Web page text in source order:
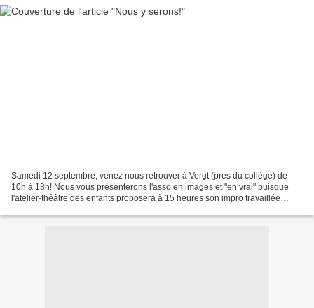
Samedi 12 septembre, venez nous retrouver à Vergt (près du collège) de
10h à 18h! Nous vous présenterons l'asso en images et "en vrai" puisque
l'atelier-théâtre des enfants proposera à 15 heures son impro travaillée